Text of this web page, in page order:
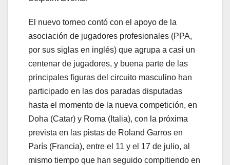
El nuevo torneo contó con el apoyo de la
asociación de jugadores profesionales (PPA,
por sus siglas en inglés) que agrupa a casi un
centenar de jugadores, y buena parte de las
principales figuras del circuito masculino han
participado en las dos paradas disputadas
hasta el momento de la nueva competición, en
Doha (Catar) y Roma (Italia), con la próxima
prevista en las pistas de Roland Garros en
París (Francia), entre el 11 y el 17 de julio, al
mismo tiempo que han seguido compitiendo en